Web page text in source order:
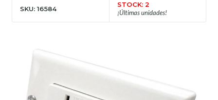
SKU: 16584
STOCK: 2
¡Últimas unidades!